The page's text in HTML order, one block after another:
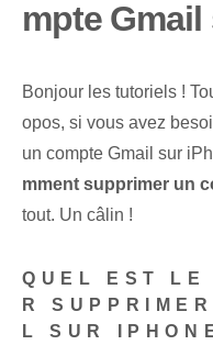
mpte
Bonjour les tutoriels !
opos, si vous avez
un compte Gmail sur
mment supprimer un
tout. ⁤Un⁣ câlin !‍
QUEL EST LE
R
L SUR